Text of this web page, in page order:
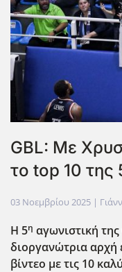
GBL: Με
το top 10 της
03 Νοεμβρίου 2025 |
Η 5η αγωνιστική της
διοργανώτρια αρχή
βίντεο με τις 10